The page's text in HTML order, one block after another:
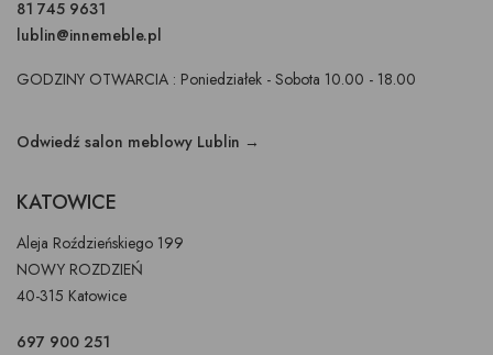
81 745 9631
lublin@innemeble.pl
GODZINY OTWARCIA : Poniedziałek - Sobota 10.00 - 18.00
Odwiedź salon meblowy Lublin →
KATOWICE
Aleja Roździeńskiego 199
NOWY ROZDZIEŃ
40-315 Katowice
697 900 251